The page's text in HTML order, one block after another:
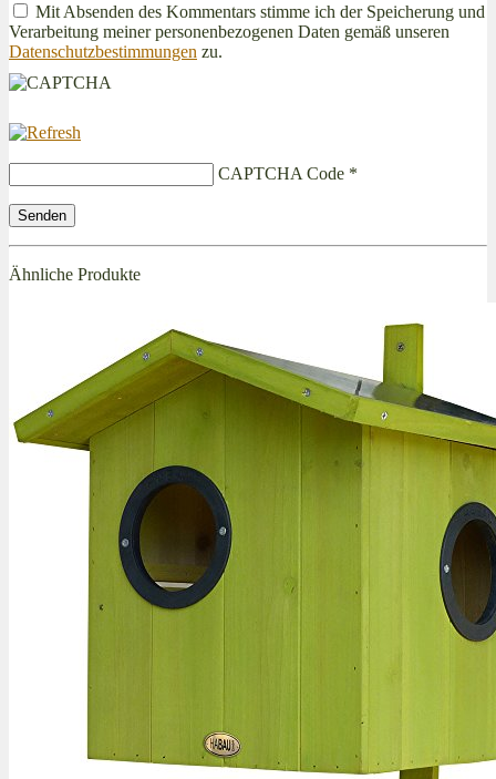
Mit Absenden des Kommentars stimme ich der Speicherung und
Verarbeitung meiner personenbezogenen Daten gemäß unseren
Datenschutzbestimmungen zu.
CAPTCHA Code *
Ähnliche Produkte